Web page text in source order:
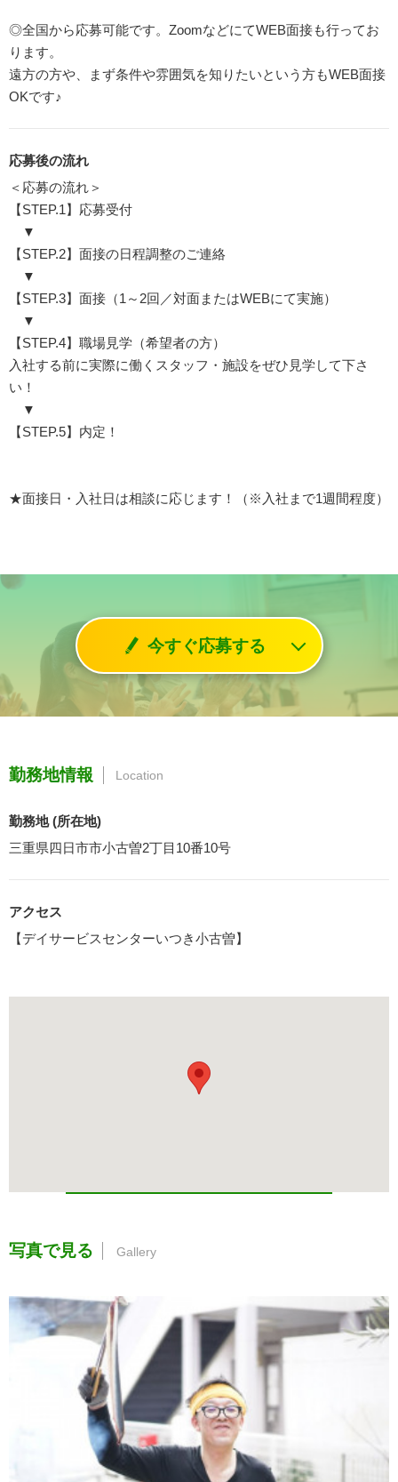
◎全国から応募可能です。ZoomなどにてWEB面接も行ってお
ります。
遠方の方や、まず条件や雰囲気を知りたいという方もWEB面接
OKです♪
応募後の流れ
＜応募の流れ＞
【STEP.1】応募受付
▼
【STEP.2】面接の日程調整のご連絡
▼
【STEP.3】面接（1～2回／対面またはWEBにて実施）
▼
【STEP.4】職場見学（希望者の方）
入社する前に実際に働くスタッフ・施設をぜひ見学して下さ
い！
▼
【STEP.5】内定！
★面接日・入社日は相談に応じます！（※入社まで1週間程度）
今すぐ応募する
勤務地情報 Location
勤務地 (所在地)
三重県四日市市小古曽2丁目10番10号
アクセス
【デイサービスセンターいつき小古曽】
写真で見る